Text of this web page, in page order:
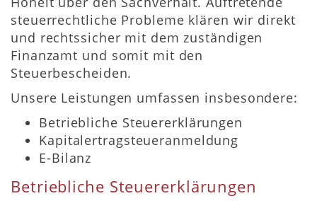
steuerrechtliche Probleme klären wir direkt
und rechtssicher mit dem zuständigen
Finanzamt und somit mit den
Steuerbescheiden.
Unsere Leistungen umfassen insbesondere:
Betriebliche Steuererklärungen
Kapitalertragsteueranmeldung
E-Bilanz
Betriebliche Steuererklärungen